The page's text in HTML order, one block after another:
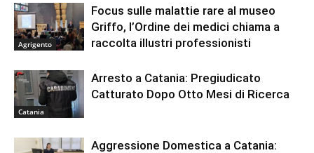
Agrigento
Focus sulle malattie rare al museo
Griffo, l’Ordine dei medici chiama a
raccolta illustri professionisti
Catania
Arresto a Catania: Pregiudicato
Catturato Dopo Otto Mesi di Ricerca
Aggressione Domestica a Catania: